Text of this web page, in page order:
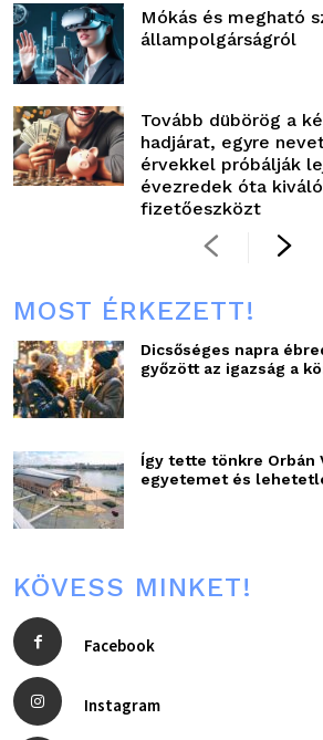
Mókás és megható
állampolgárságról
Tovább dübörög a
hadjárat, egyre
érvekkel próbálják
évezredek óta
fizetőeszközt
MOST ÉRKEZETT!
Dicsőséges napra
győzött az igazság a
Így tette tönkre Orbán
egyetemet és
KÖVESS MINKET!
Facebook
Instagram